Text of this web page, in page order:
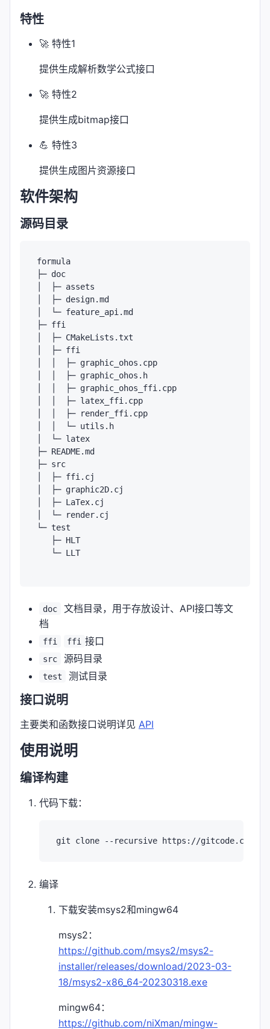
特性
🚀 特性1
提供生成解析数学公式接口
🚀 特性2
提供生成bitmap接口
💪 特性3
提供生成图片资源接口
软件架构
源码目录
formula
├─ doc
│  ├─ assets
│  ├─ design.md
│  └─ feature_api.md
├─ ffi
│  ├─ CMakeLists.txt
│  ├─ ffi
│  │  ├─ graphic_ohos.cpp
│  │  ├─ graphic_ohos.h
│  │  ├─ graphic_ohos_ffi.cpp
│  │  ├─ latex_ffi.cpp
│  │  ├─ render_ffi.cpp
│  │  └─ utils.h
│  └─ latex
├─ README.md
├─ src
│  ├─ ffi.cj
│  ├─ graphic2D.cj
│  ├─ LaTex.cj
│  └─ render.cj
└─ test
   ├─ HLT
   └─ LLT
doc
文档目录，用于存放设计、API接口等文
档
ffi ffi 接口
src 源码目录
test 测试目录
接口说明
主要类和函数接口说明详见 API
使用说明
编译构建
代码下载：
编译
下载安装msys2和mingw64
msys2：
https://github.com/msys2/msys2-
installer/releases/download/2023-03-
18/msys2-x86_64-20230318.exe
mingw64：
https://github.com/niXman/mingw-